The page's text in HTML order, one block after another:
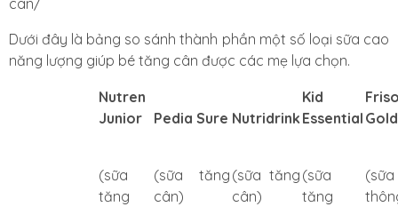
Dưới đây là bảng so sánh thành phần một số loại sữa cao
năng lượng giúp bé tăng cân được các mẹ lựa chọn.
Nutren
Junior
(sữa
tăng
Pedia Sure
(sữa tăng
cân)
Nutridrink
(sữa tăng
cân)
Kid
Essential
(sữa
tăng
Gold
(sữa